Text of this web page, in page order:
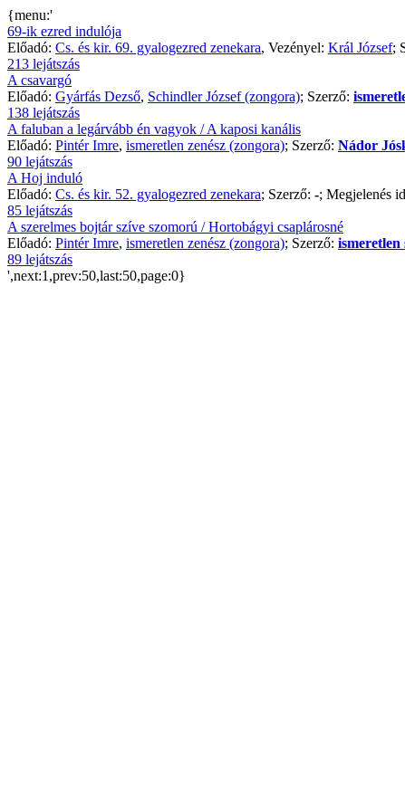
{menu:'
69-ik ezred indulója
Előadó: Cs. és kir. 69. gyalogezred zenekara, Vezényel: Král József;
213 lejátszás
A csavargó
Előadó: Gyárfás Dezső, Schindler József (zongora); Szerző:
138 lejátszás
A faluban a legárvább én vagyok / A kaposi kanális
Előadó: Pintér Imre, ismeretlen zenész (zongora); Szerző: Nádor
90 lejátszás
A Hoj induló
Előadó: Cs. és kir. 52. gyalogezred zenekara; Szerző: -; Megjelenés
85 lejátszás
A szerelmes bojtár szíve szomorú / Hortobágyi csaplárosné
Előadó: Pintér Imre, ismeretlen zenész (zongora); Szerző: ismeretlen
89 lejátszás
',next:1,prev:50,last:50,page:0}